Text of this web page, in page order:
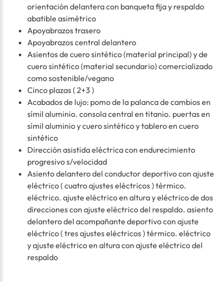
orientación delantera con banqueta fija y respaldo
abatible asimétrico
Apoyabrazos trasero
Apoyabrazos central delantero
Asientos de cuero sintético (material principal) y de
cuero sintético (material secundario) comercializado
como sostenible/vegano
Cinco plazas ( 2+3 )
Acabados de lujo: pomo de la palanca de cambios en
símil aluminio. consola central en titanio. puertas en
símil aluminio y cuero sintético y tablero en cuero
sintético
Dirección asistida eléctrica con endurecimiento
progresivo s/velocidad
Asiento delantero del conductor deportivo con ajuste
eléctrico ( cuatro ajustes eléctricos ) térmico.
eléctrico. ajuste eléctrico en altura y eléctrico de dos
direcciones con ajuste eléctrico del respaldo. asiento
delantero del acompañante deportivo con ajuste
eléctrico ( tres ajustes eléctricos ) térmico. eléctrico
y ajuste eléctrico en altura con ajuste eléctrico del
respaldo